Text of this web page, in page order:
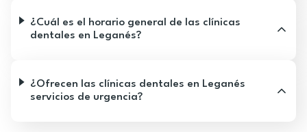
¿Cuál es el horario general de las clínicas
dentales en Leganés?
¿Ofrecen las clínicas dentales en Leganés
servicios de urgencia?